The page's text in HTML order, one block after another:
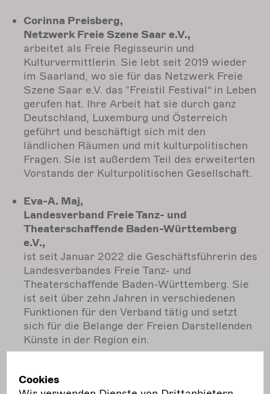
Corinna Preisberg,
Netzwerk Freie Szene Saar e.V.,
arbeitet als Freie Regisseurin und
Kulturvermittlerin. Sie lebt seit 2019 wieder
im Saarland, wo sie für das Netzwerk Freie
Szene Saar e.V. das "Freistil Festival“ in Leben
gerufen hat. Ihre Arbeit hat sie durch ganz
Deutschland, Luxemburg und Österreich
geführt und beschäftigt sich mit den
ländlichen Räumen und mit kulturpolitischen
Fragen. Sie ist außerdem Teil des erweiterten
Vorstands der Kulturpolitischen Gesellschaft.
Eva-A. Maj,
Landesverband Freie Tanz- und
Theaterschaffende Baden-Württemberg
e.V.,
ist seit Januar 2022 die Geschäftsführerin des
Landesverbandes Freie Tanz- und
Theaterschaffende Baden-Württemberg. Sie
ist seit über zehn Jahren in verschiedenen
Funktionen für den Verband tätig und setzt
sich für die Belange der Freien Darstellenden
Künste in der Region ein.
NRW Landesbüro Freie Darstellende Künste
Cookies